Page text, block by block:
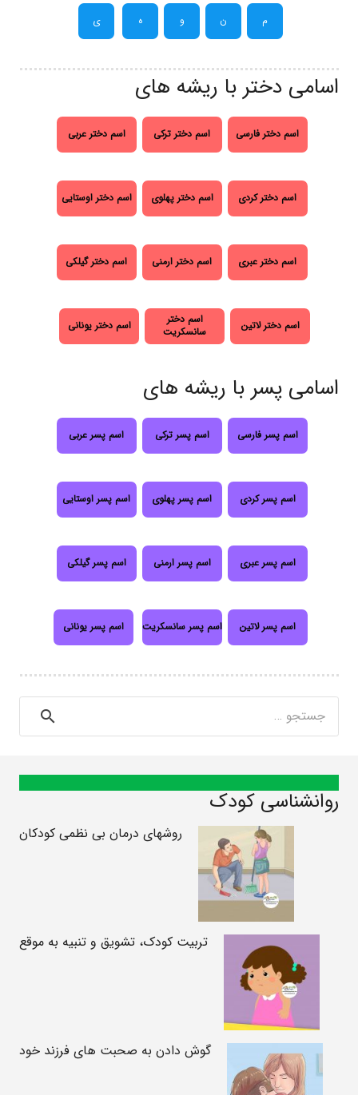
م ن و ه ی
اسامی دختر با ریشه های
اسم دختر فارسی اسم دختر ترکی اسم دختر عربی
اسم دختر کردی اسم دختر پهلوی اسم دختر اوستایی
اسم دختر عبری اسم دختر ارمنی اسم دختر گیلکی
اسم دختر لاتین
اسم دختر
سانسکریت
اسم دختر یونانی
اسامی پسر با ریشه های
اسم پسر فارسی اسم پسر ترکی اسم پسر عربی
اسم پسر کردی اسم پسر پهلوی اسم پسر اوستایی
اسم پسر عبری اسم پسر ارمنی اسم پسر گیلکی
اسم پسر لاتین اسم پسر سانسکریت اسم پسر یونانی
برای:
روانشناسی کودک
روشهای درمان بی نظمی کودکان
تربیت کودک، تشویق و تنبیه به موقع
گوش دادن به صحبت های فرزند خود